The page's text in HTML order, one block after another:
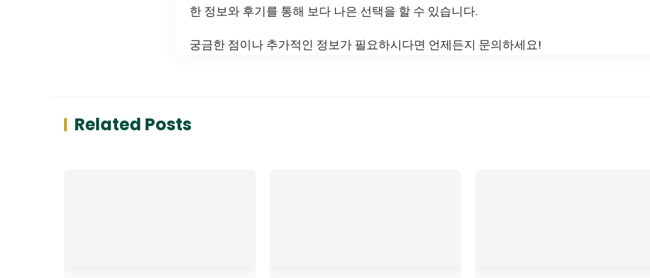
한 정보와 후기를 통해 보다 나은 선택을 할 수 있습니다.
궁금한 점이나 추가적인 정보가 필요하시다면 언제든지 문의하세요!
Related Posts